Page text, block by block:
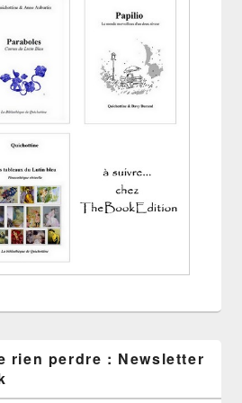
rien perdre : Newsletter